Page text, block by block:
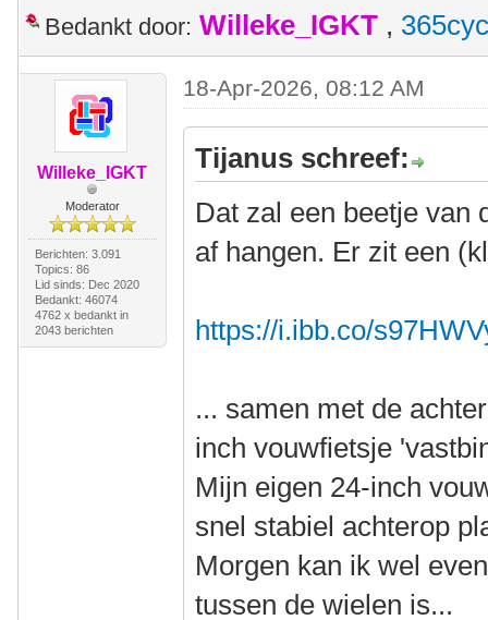
Bedankt door: Willeke_IGKT ,
Willeke_IGKT
Moderator
Berichten: 3.091
Topics: 86
Lid sinds: Dec 2020
Bedankt: 46074
4762 x bedankt in
2043 berichten
18-Apr-2026, 08:12 AM
Tijanus schreef:
Dat zal een beetje van
af hangen. Er zit een
https://i.ibb.co/
... samen met de
inch vouwfietsje
Mijn eigen 24-inch
snel stabiel achterop
Morgen kan ik wel
tussen de wielen is...